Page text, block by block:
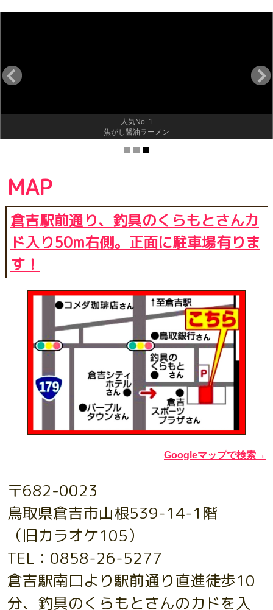
人気No. 1
焦がし醤油ラーメン
MAP
倉吉駅前通り、釣具のくらもとさんカ
ド入り50m右側。正面に駐車場有りま
す！
Googleマップで検索→
〒682-0023
鳥取県倉吉市山根539-14-1階
（旧カラオケ105）
TEL：0858-26-5277
倉吉駅南口より駅前通り直進徒歩10
分、釣具のくらもとさんのカドを入